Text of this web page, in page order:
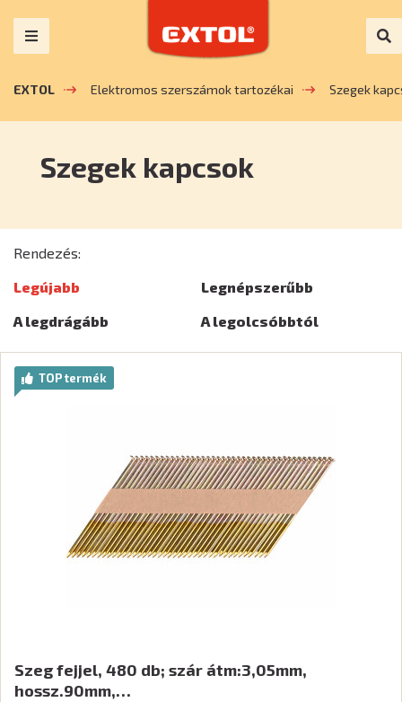
EXTOL Elektromos szerszámok tartozékai Szegek
Szegek kapcsok
Rendezés:
Legújabb
Legnépszerűbb
A legdrágább
A legolcsóbbtól
TOP termék
Szeg fejjel, 480 db; szár átm:3,05mm,
hossz.90mm,…